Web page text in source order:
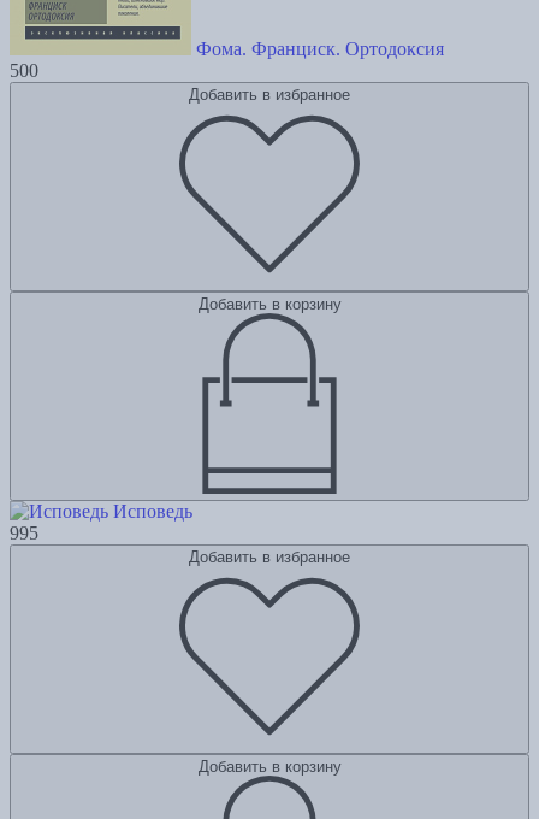
Фома. Франциск. Ортодоксия
500
Добавить в избранное
Добавить в корзину
Исповедь
995
Добавить в избранное
Добавить в корзину